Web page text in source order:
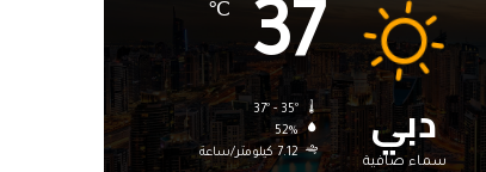
دبي
سماء صافية
37
℃
52%
7.12 كيلومتر/ساعة